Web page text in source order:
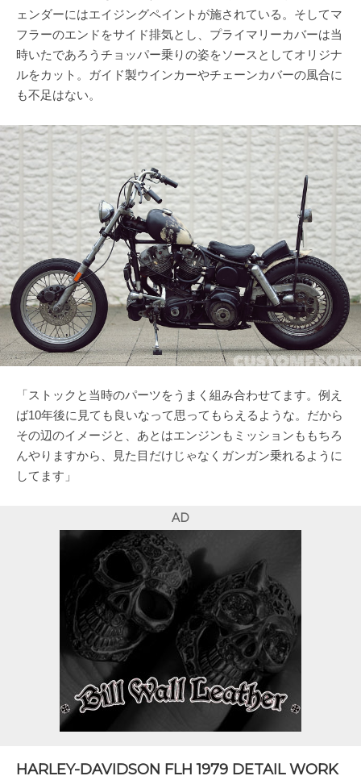
ェンダーにはエイジングペイントが施されている。そしてマ
フラーのエンドをサイド排気とし、プライマリーカバーは当
時いたであろうチョッパー乗りの姿をソースとしてオリジナ
ルをカット。ガイド製ウインカーやチェーンカバーの風合に
も不足はない。
「ストックと当時のパーツをうまく組み合わせてます。例え
ば10年後に見ても良いなって思ってもらえるような。だから
その辺のイメージと、あとはエンジンもミッションももちろ
んやりますから、見た目だけじゃなくガンガン乗れるように
してます」
AD
HARLEY-DAVIDSON FLH 1979 DETAIL WORK